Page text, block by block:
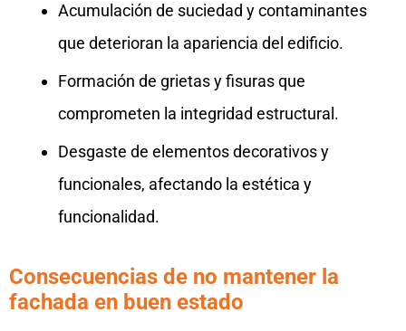
Acumulación de suciedad y contaminantes
que deterioran la apariencia del edificio.
Formación de grietas y fisuras que
comprometen la integridad estructural.
Desgaste de elementos decorativos y
funcionales, afectando la estética y
funcionalidad.
Consecuencias de no mantener la
fachada en buen estado